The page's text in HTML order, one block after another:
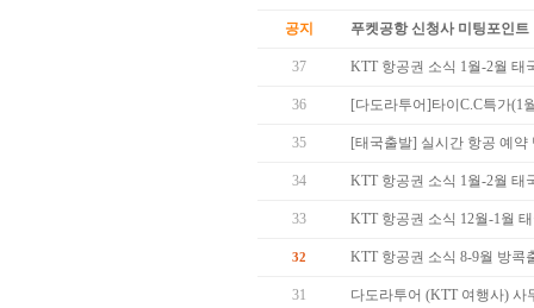
공지 푸켓공항 신청사 미팅포인트
37 KTT 항공권 소식 1월-2월 태
36 [다도라투어]타이C.C특가(1
35 [태국출발] 실시간 항공 예
34 KTT 항공권 소식 1월-2월 태
33 KTT 항공권 소식 12월-1월
32 KTT 항공권 소식 8-9월 방콕
31 다도라투어 (KTT 여행사) 사